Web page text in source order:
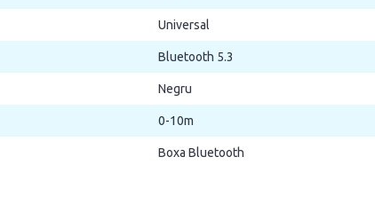
Universal
Bluetooth 5.3
Negru
0-10m
Boxa Bluetooth